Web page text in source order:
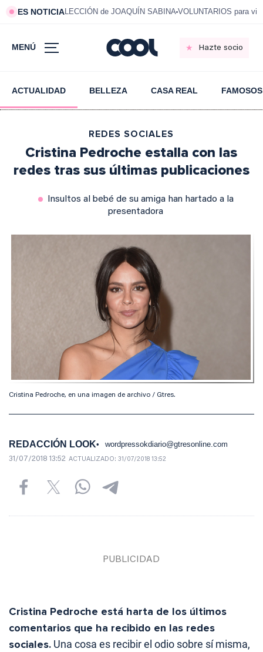
ES NOTICIALECCIÓN de JOAQUÍN SABINA VOLUNTARIOS para
MENÚ Hazte socio
ACTUALIDAD BELLEZA CASA REAL FAMOSOS
REDES SOCIALES
Cristina Pedroche estalla con las
redes tras sus últimas publicaciones
Insultos al bebé de su amiga han hartado a la
presentadora
Cristina Pedroche, en una imagen de archivo / Gtres.
REDACCIÓN LOOK wordpressokdiario@gtresonline.com
31/07/2018 13:52 ACTUALIZADO: 31/07/2018 13:52
Cristina Pedroche está harta de los últimos
comentarios que ha recibido en las redes
sociales. Una cosa es recibir el odio sobre sí misma,